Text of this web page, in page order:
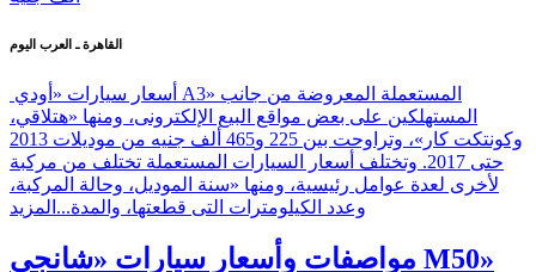
القاهرة ـ العرب اليوم
المستهلكين على بعض مواقع البيع الإلكترونى، ومنها «هتلاقي،
وكونتكت كار»، وتراوحت بين 225 و465 ألف جنيه من موديلات 2013
حتى 2017. وتختلف أسعار السيارات المستعملة تختلف من مركبة
لأخرى لعدة عوامل رئيسية، ومنها «سنة الموديل، وحالة المركبة،
وعدد الكيلومترات التى قطعتها، والمدة... المزيد
مواصفات وأسعار سيارات «شانجي M50»